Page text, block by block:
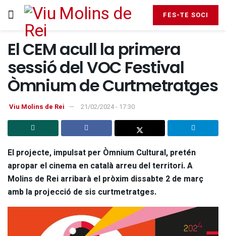
FES-TE SOCI
El CEM acull la primera
sessió del VOC Festival
Òmnium de Curtmetratges
Viu Molins de Rei 21/02/2024 - 17:30
El projecte, impulsat per Òmnium Cultural, pretén
apropar el cinema en català arreu del territori. A
Molins de Rei arribarà el pròxim dissabte 2 de març
amb la projecció de sis curtmetratges.